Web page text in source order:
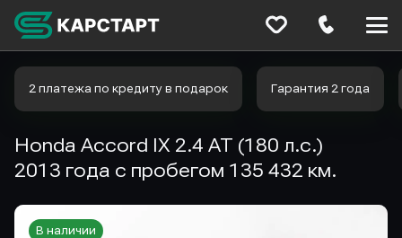
2 платежа по кредиту в подарок Гарантия 2 года
Honda Accord IX 2.4 AT (180 л.с.)
2013 года с пробегом 135 432 км.
В наличии